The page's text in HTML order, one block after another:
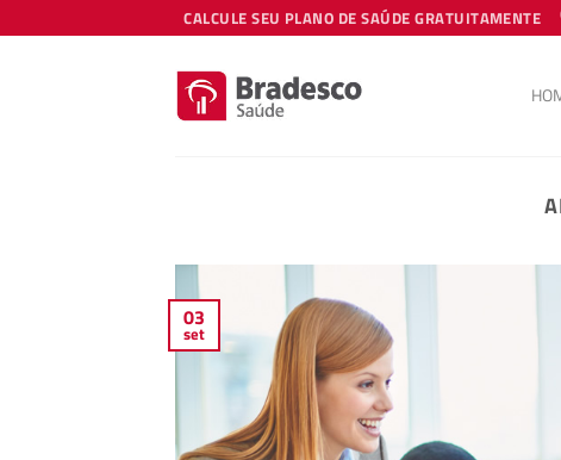
to
CALCULE SEU PLANO DE SAÚDE GRATUITAMENTE
03
set